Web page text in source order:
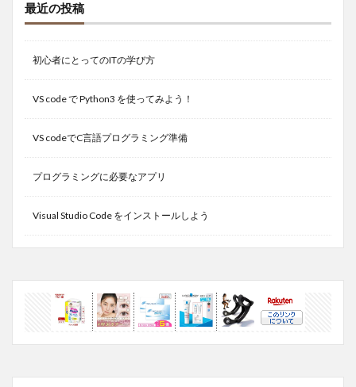
最近の投稿
初心者にとってのITの学び方
VS code で Python3 を使ってみよう！
VS codeでC言語プログラミング準備
プログラミングに必要なアプリ
Visual Studio Code をインストールしよう